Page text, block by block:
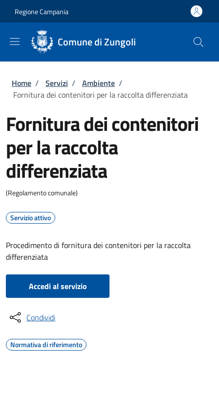
Regione Campania
Comune di Zungoli
Briciole di pane
Home / Servizi / Ambiente /
Fornitura dei contenitori per la raccolta differenziata
Fornitura dei contenitori
per la raccolta
differenziata
(Regolamento comunale)
Servizio attivo
Procedimento di fornitura dei contenitori per la raccolta
differenziata
Accedi al servizio
Condividi
Normativa di riferimento